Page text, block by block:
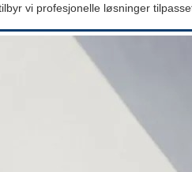
vi profesjonelle løsninger